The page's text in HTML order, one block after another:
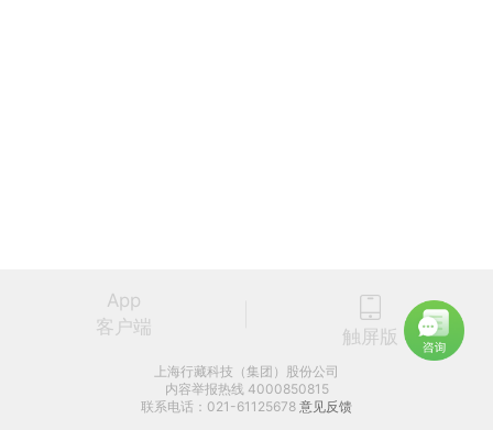
App
客户端
触屏版
上海行藏科技（集团）股份公司
内容举报热线 4000850815
联系电话：021-61125678 意见反馈